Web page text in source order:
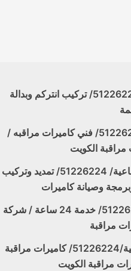
فني كاميرات مراقبه الدسمة / 51226224/ تركيب انتركم وبدالة
تركيب انتركم وبدالة الروضه/ 51226224/ فني كاميرات مراقبه /
الكويت
فني كاميرات مراقبه العارضية الصناعية/ 51226224/ تمديد وتركيب
وصيانة كاميرات
فني كاميرات مراقبة العمرية/ 51226224/ خدمة 24 ساعة / شركة
مراقبة
فني تركيب كاميرات وايرلس اشبيلية/51226224/ كاميرات مراقبة
مراقبة الكويت